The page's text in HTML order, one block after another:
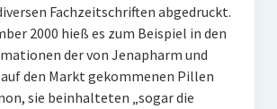
Fachzeitschriften abgedruckt.
2000 hieß es zum Beispiel in den
der von Jenapharm und
den Markt gekommenen Pillen
sie beinhalteten „sogar die